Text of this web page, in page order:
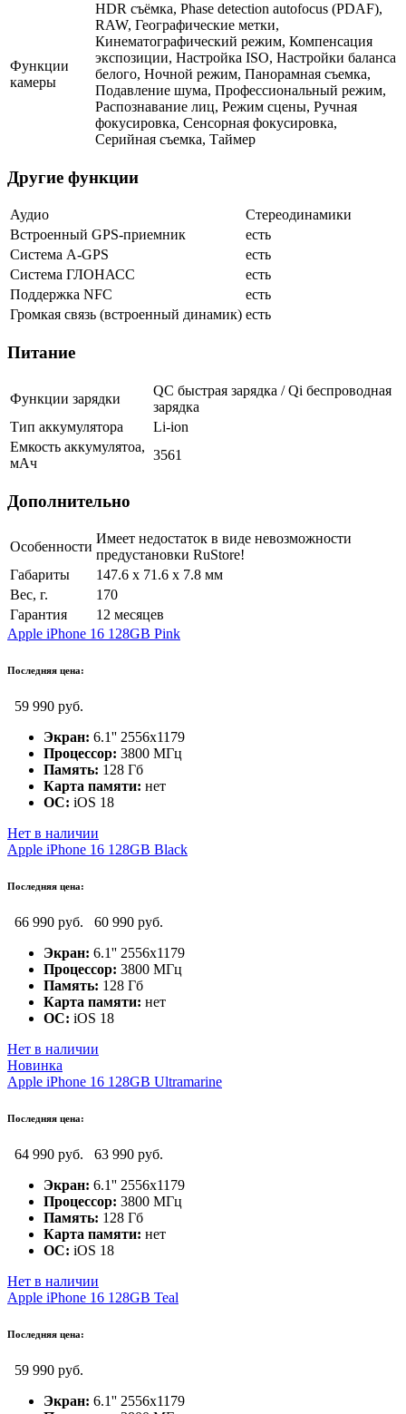
Функции
камеры
HDR съёмка, Phase detection autofocus (PDAF),
RAW, Географические метки,
Кинематографический режим, Компенсация
экспозиции, Настройка ISO, Настройки баланса
белого, Ночной режим, Панорамная съемка,
Подавление шума, Профессиональный режим,
Распознавание лиц, Режим сцены, Ручная
фокусировка, Сенсорная фокусировка,
Серийная съемка, Таймер
Другие функции
Аудио
Стереодинамики
Встроенный GPS-приемник
есть
Cистема A-GPS
есть
Система ГЛОНАСС
есть
Поддержка NFC
есть
Громкая связь (встроенный динамик) есть
Питание
Функции зарядки
QC быстрая зарядка / Qi беспроводная
зарядка
Тип аккумулятора
Li-ion
Емкость аккумулятоа,
мАч
3561
Дополнительно
Особенности
Имеет недостаток в виде невозможности
предустановки RuStore!
Габариты
147.6 х 71.6 х 7.8 мм
Вес, г.
170
Гарантия
12 месяцев
Apple iPhone 16 128GB Pink
Последняя цена:
59 990 руб.
Экран: 6.1'' 2556x1179
Процессор: 3800 МГц
Память: 128 Гб
Карта памяти: нет
ОС: iOS 18
Нет в наличии
Apple iPhone 16 128GB Black
Последняя цена:
66 990 руб.
60 990 руб.
Экран: 6.1'' 2556x1179
Процессор: 3800 МГц
Память: 128 Гб
Карта памяти: нет
ОС: iOS 18
Нет в наличии
Новинка
Apple iPhone 16 128GB Ultramarine
Последняя цена:
64 990 руб.
63 990 руб.
Экран: 6.1'' 2556x1179
Процессор: 3800 МГц
Память: 128 Гб
Карта памяти: нет
ОС: iOS 18
Нет в наличии
Apple iPhone 16 128GB Teal
Последняя цена:
59 990 руб.
Экран: 6.1'' 2556x1179